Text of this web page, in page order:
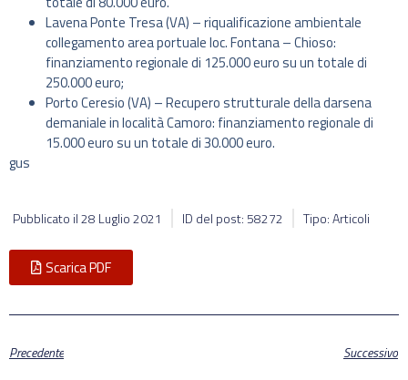
Lavena Ponte Tresa (VA) – riqualificazione ambientale
collegamento area portuale loc. Fontana – Chioso:
finanziamento regionale di 125.000 euro su un totale di
250.000 euro;
Porto Ceresio (VA) – Recupero strutturale della darsena
demaniale in località Camoro: finanziamento regionale di
15.000 euro su un totale di 30.000 euro.
gus
Pubblicato il28 Luglio 2021 ID del post: 58272 Tipo: Articoli
Scarica PDF
Precedente Successivo